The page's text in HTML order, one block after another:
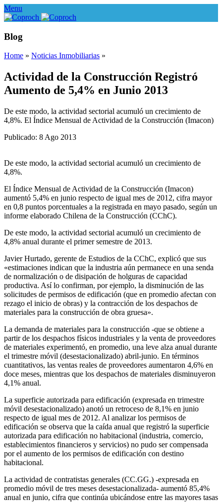
Menu
Blog
Home » Noticias Inmobiliarias »
Actividad de la Construcción Registró
Aumento de 5,4% en Junio 2013
De este modo, la actividad sectorial acumuló un crecimiento de
4,8%. El Índice Mensual de Actividad de la Construcción (Imacon)
Publicado: 8 Ago 2013
De este modo, la actividad sectorial acumuló un crecimiento de
4,8%.
El Índice Mensual de Actividad de la Construcción (Imacon)
aumentó 5,4% en junio respecto de igual mes de 2012, cifra mayor
en 0,8 puntos porcentuales a la registrada en mayo pasado, según un
informe elaborado Chilena de la Construcción (CChC).
De este modo, la actividad sectorial acumuló un crecimiento de
4,8% anual durante el primer semestre de 2013.
Javier Hurtado, gerente de Estudios de la CChC, explicó que sus
«estimaciones indican que la industria aún permanece en una senda
de normalización o de disipación de holguras de capacidad
productiva. Así lo confirman, por ejemplo, la disminución de las
solicitudes de permisos de edificación (que en promedio afectan con
rezago el inicio de obras) y la contracción de los despachos de
materiales para la construcción de obra gruesa».
La demanda de materiales para la construcción -que se obtiene a
partir de los despachos físicos industriales y la venta de proveedores
de materiales experimentó, en promedio, una leve alza anual durante
el trimestre móvil (desestacionalizado) abril-junio. En términos
cuantitativos, las ventas reales de proveedores aumentaron 4,6% en
doce meses, mientras que los despachos de materiales disminuyeron
4,1% anual.
La superficie autorizada para edificación (expresada en trimestre
móvil desestacionalizado) anotó un retroceso de 8,1% en junio
respecto de igual mes de 2012. Al analizar los permisos de
edificación se observa que la caída anual que registró la superficie
autorizada para edificación no habitacional (industria, comercio,
establecimientos financieros y servicios) no pudo ser compensada
por el aumento de los permisos de edificación con destino
habitacional.
La actividad de contratistas generales (CC.GG.) -expresada en
promedio móvil de tres meses desestacionalizada- aumentó 85,4%
anual en junio, cifra que continúa ubicándose entre las mayores tasas